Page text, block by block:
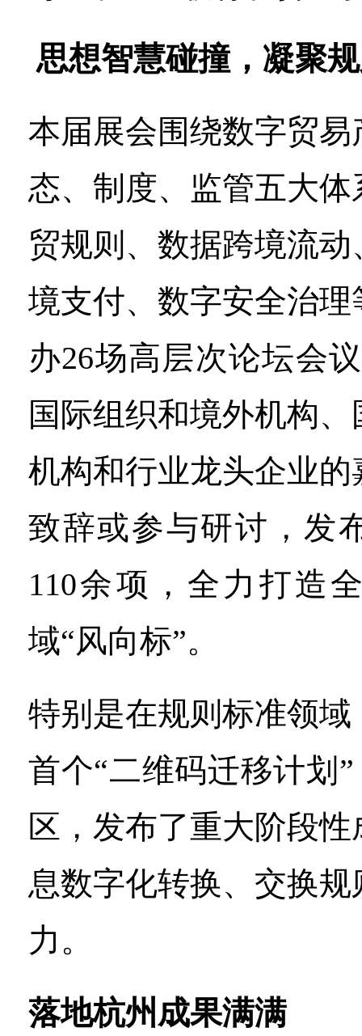
思想智慧碰撞，凝聚
本届展会围绕数字贸
态、制度、监管五大
贸规则、数据跨境流
境支付、数字安全治
办26场高层次论坛会
国际组织和境外机构
机构和行业龙头企业
致辞或参与研讨，发
110余项，全力打造
域“风向标”。
特别是在规则标准领
首个“二维码迁移计划
区，发布了重大阶段
息数字化转换、交换
力。
落地杭州成果满满